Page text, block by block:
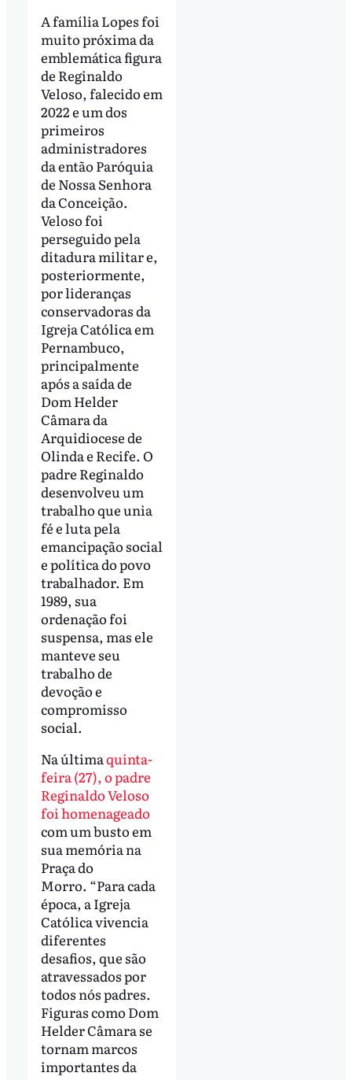
A família Lopes foi
muito próxima da
emblemática figura
de Reginaldo
Veloso, falecido em
2022 e um dos
primeiros
administradores
da então Paróquia
de Nossa Senhora
da Conceição.
Veloso foi
perseguido pela
ditadura militar e,
posteriormente,
por lideranças
conservadoras da
Igreja Católica em
Pernambuco,
principalmente
após a saída de
Dom Helder
Câmara da
Arquidiocese de
Olinda e Recife. O
padre Reginaldo
desenvolveu um
trabalho que unia
fé e luta pela
emancipação social
e política do povo
trabalhador. Em
1989, sua
ordenação foi
suspensa, mas ele
manteve seu
trabalho de
devoção e
compromisso
social.
Na últimaquinta-
feira (27), o padre
Reginaldo Veloso
foi homenageado
com um busto em
sua memória na
Praça do
Morro. “Para cada
época, a Igreja
Católica vivencia
diferentes
desafios, que são
atravessados por
todos nós padres.
Figuras como Dom
Helder Câmara se
tornam marcos
importantes da